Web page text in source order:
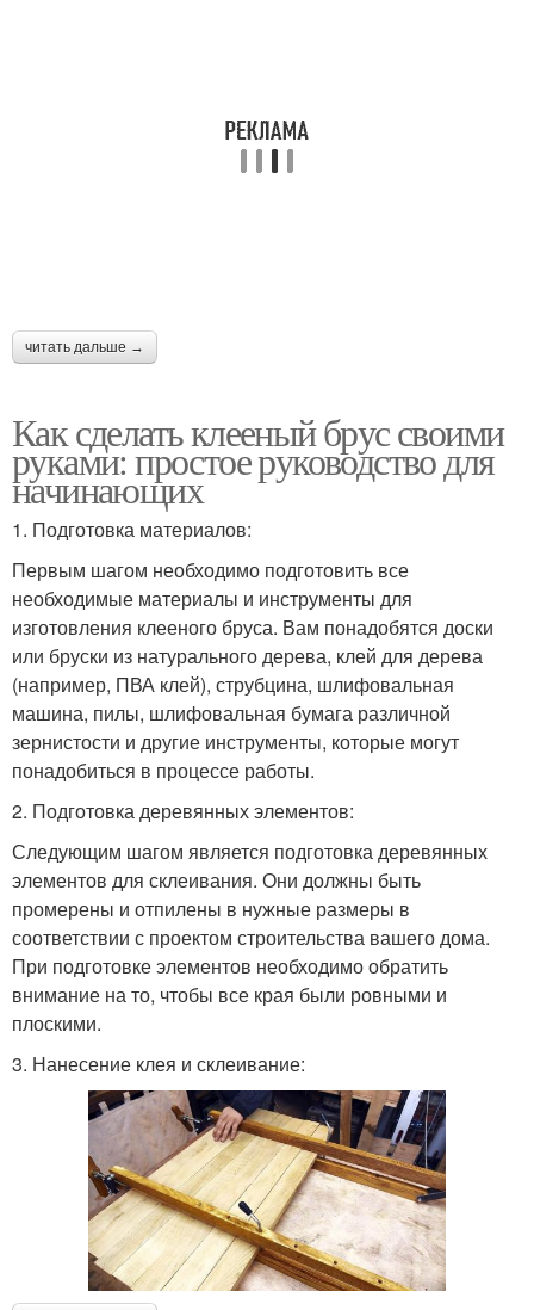
читать дальше →
Как сделать клееный брус своими
руками: простое руководство для
начинающих
1. Подготовка материалов:
Первым шагом необходимо подготовить все
необходимые материалы и инструменты для
изготовления клееного бруса. Вам понадобятся доски
или бруски из натурального дерева, клей для дерева
(например, ПВА клей), струбцина, шлифовальная
машина, пилы, шлифовальная бумага различной
зернистости и другие инструменты, которые могут
понадобиться в процессе работы.
2. Подготовка деревянных элементов:
Следующим шагом является подготовка деревянных
элементов для склеивания. Они должны быть
промерены и отпилены в нужные размеры в
соответствии с проектом строительства вашего дома.
При подготовке элементов необходимо обратить
внимание на то, чтобы все края были ровными и
плоскими.
3. Нанесение клея и склеивание: